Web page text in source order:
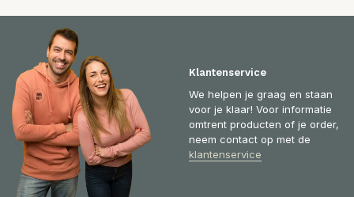
Klantenservice
We helpen je graag en staan
voor je klaar! Voor informatie
omtrent producten of je order,
neem contact op met de
klantenservice